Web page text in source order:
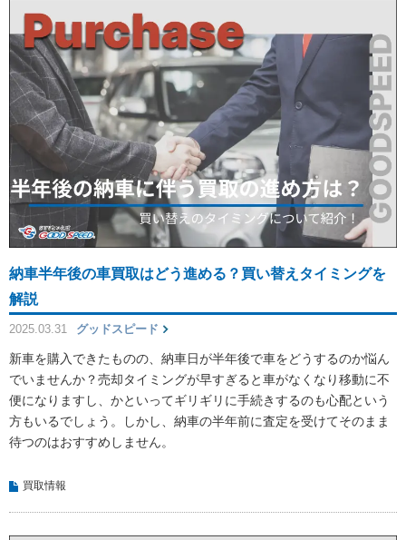
納車半年後の車買取はどう進める？買い替えタイミングを
解説
2025.03.31 グッドスピード
新車を購入できたものの、納車日が半年後で車をどうするのか悩ん
でいませんか？売却タイミングが早すぎると車がなくなり移動に不
便になりますし、かといってギリギリに手続きするのも心配という
方もいるでしょう。しかし、納車の半年前に査定を受けてそのまま
待つのはおすすめしません。
買取情報